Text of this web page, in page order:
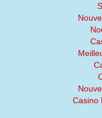
Casino